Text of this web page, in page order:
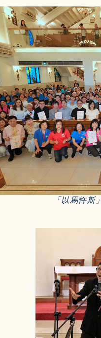
「以馬忤斯